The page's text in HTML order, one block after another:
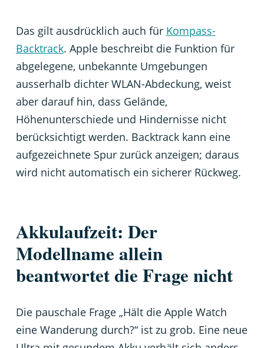
Das gilt ausdrücklich auch für Kompass-
Backtrack. Apple beschreibt die Funktion für
abgelegene, unbekannte Umgebungen
ausserhalb dichter WLAN-Abdeckung, weist
aber darauf hin, dass Gelände,
Höhenunterschiede und Hindernisse nicht
berücksichtigt werden. Backtrack kann eine
aufgezeichnete Spur zurück anzeigen; daraus
wird nicht automatisch ein sicherer Rückweg.
Akkulaufzeit: Der
Modellname allein
beantwortet die Frage nicht
Die pauschale Frage „Hält die Apple Watch
eine Wanderung durch?“ ist zu grob. Eine neue